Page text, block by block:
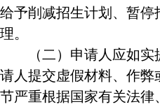
给予削减招生计划、暂停
理。
（二）申请人应如
请人提交虚假材料、作
节严重根据国家有关法